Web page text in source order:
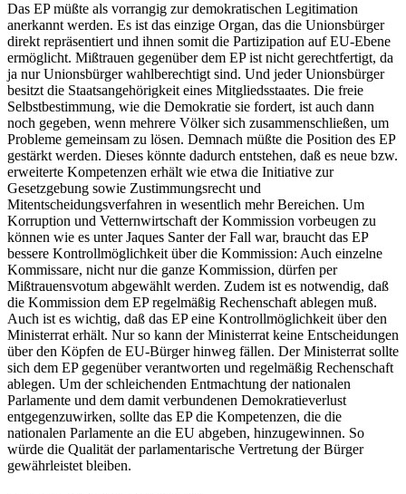
Das EP müßte als vorrangig zur demokratischen Legitimation
anerkannt werden. Es ist das einzige Organ, das die Unionsbürger
direkt repräsentiert und ihnen somit die Partizipation auf EU-Ebene
ermöglicht. Mißtrauen gegenüber dem EP ist nicht gerechtfertigt, da
ja nur Unionsbürger wahlberechtigt sind. Und jeder Unionsbürger
besitzt die Staatsangehörigkeit eines Mitgliedsstaates. Die freie
Selbstbestimmung, wie die Demokratie sie fordert, ist auch dann
noch gegeben, wenn mehrere Völker sich zusammenschließen, um
Probleme gemeinsam zu lösen. Demnach müßte die Position des EP
gestärkt werden. Dieses könnte dadurch entstehen, daß es neue bzw.
erweiterte Kompetenzen erhält wie etwa die Initiative zur
Gesetzgebung sowie Zustimmungsrecht und
Mitentscheidungsverfahren in wesentlich mehr Bereichen. Um
Korruption und Vetternwirtschaft der Kommission vorbeugen zu
können wie es unter Jaques Santer der Fall war, braucht das EP
bessere Kontrollmöglichkeit über die Kommission: Auch einzelne
Kommissare, nicht nur die ganze Kommission, dürfen per
Mißtrauensvotum abgewählt werden. Zudem ist es notwendig, daß
die Kommission dem EP regelmäßig Rechenschaft ablegen muß.
Auch ist es wichtig, daß das EP eine Kontrollmöglichkeit über den
Ministerrat erhält. Nur so kann der Ministerrat keine Entscheidungen
über den Köpfen de EU-Bürger hinweg fällen. Der Ministerrat sollte
sich dem EP gegenüber verantworten und regelmäßig Rechenschaft
ablegen. Um der schleichenden Entmachtung der nationalen
Parlamente und dem damit verbundenen Demokratieverlust
entgegenzuwirken, sollte das EP die Kompetenzen, die die
nationalen Parlamente an die EU abgeben, hinzugewinnen. So
würde die Qualität der parlamentarische Vertretung der Bürger
gewährleistet bleiben.